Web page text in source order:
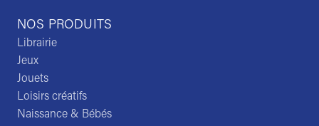
NOS PRODUITS
Librairie
Jeux
Jouets
Loisirs créatifs
Naissance & Bébés